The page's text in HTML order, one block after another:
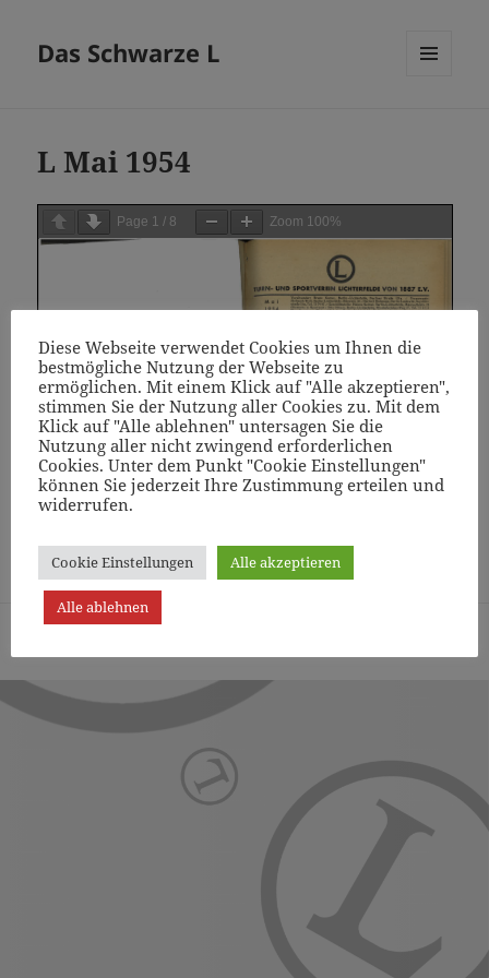
Das Schwarze L
L Mai 1954
Page 1 / 8 Zoom 100%
Page1/8 Zoom100%
Diese Webseite verwendet Cookies um Ihnen die
bestmögliche Nutzung der Webseite zu
ermöglichen. Mit einem Klick auf "Alle akzeptieren",
stimmen Sie der Nutzung aller Cookies zu. Mit dem
Klick auf "Alle ablehnen" untersagen Sie die
Nutzung aller nicht zwingend erforderlichen
Cookies. Unter dem Punkt "Cookie Einstellungen"
können Sie jederzeit Ihre Zustimmung erteilen und
widerrufen.
Cookie Einstellungen Alle akzeptieren
Alle ablehnen